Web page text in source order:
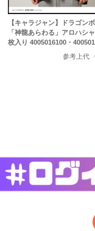
【キャラジャン】ドラゴン
「神龍あらわる」アロハシ
枚入り 4005016100・
参考上代